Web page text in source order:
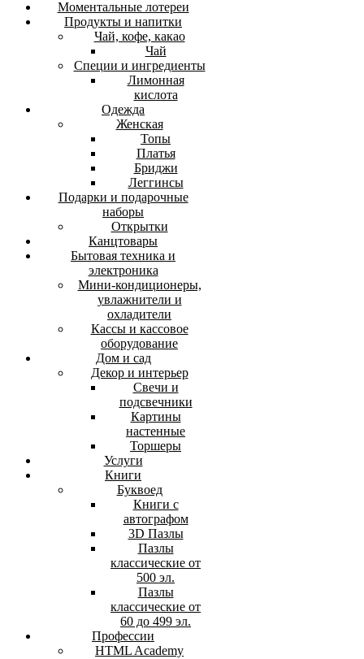
Моментальные лотереи
Продукты и напитки
Чай, кофе, какао
Чай
Специи и ингредиенты
Лимонная
кислота
Одежда
Женская
Топы
Платья
Бриджи
Леггинсы
Подарки и подарочные
наборы
Открытки
Канцтовары
Бытовая техника и
электроника
Мини-кондиционеры,
увлажнители и
охладители
Кассы и кассовое
оборудование
Дом и сад
Декор и интерьер
Свечи и
подсвечники
Картины
настенные
Торшеры
Услуги
Книги
Буквоед
Книги с
автографом
3D Пазлы
Пазлы
классические от
500 эл.
Пазлы
классические от
60 до 499 эл.
Профессии
HTML Academy